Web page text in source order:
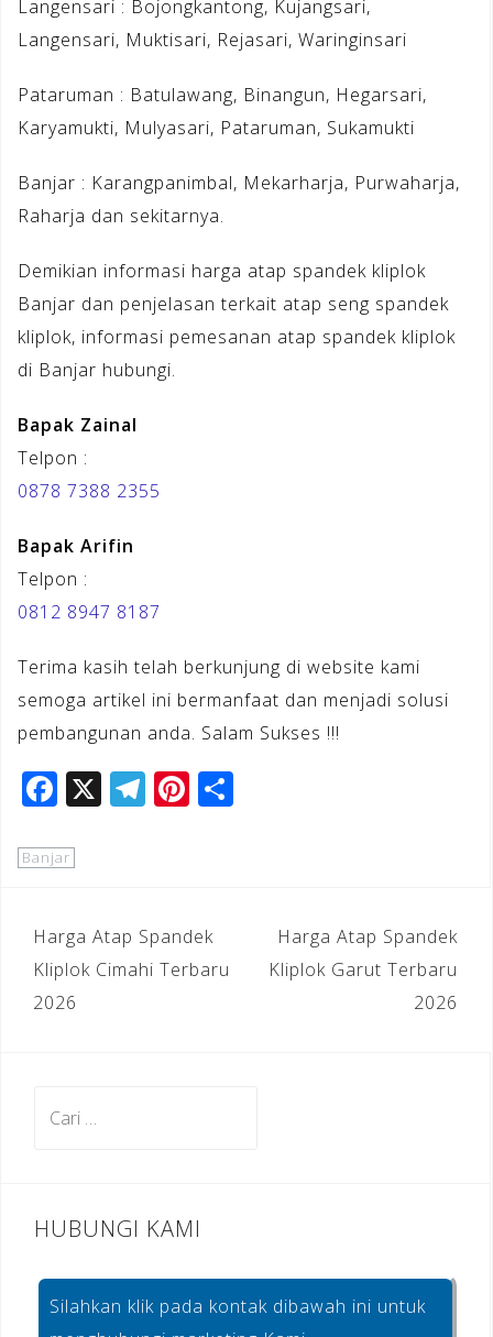
Langensari : Bojongkantong, Kujangsari,
Langensari, Muktisari, Rejasari, Waringinsari
Pataruman : Batulawang, Binangun, Hegarsari,
Karyamukti, Mulyasari, Pataruman, Sukamukti
Banjar : Karangpanimbal, Mekarharja, Purwaharja,
Raharja dan sekitarnya.
Demikian informasi harga atap spandek kliplok
Banjar dan penjelasan terkait atap seng spandek
kliplok, informasi pemesanan atap spandek kliplok
di Banjar hubungi.
Bapak Zainal
Telpon :
0878 7388 2355
Bapak Arifin
Telpon :
0812 8947 8187
Terima kasih telah berkunjung di website kami
semoga artikel ini bermanfaat dan menjadi solusi
pembangunan anda. Salam Sukses !!!
F
c
b
o
o
X T
a
m
Pi
e
st
Banjar
Navigasi
pos
Harga Atap Spandek
Kliplok Cimahi Terbaru
2026
Harga Atap Spandek
Kliplok Garut Terbaru
2026
HUBUNGI KAMI
Silahkan klik pada kontak dibawah ini untuk